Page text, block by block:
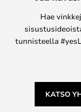
Hae
tunnisteella
KATSO